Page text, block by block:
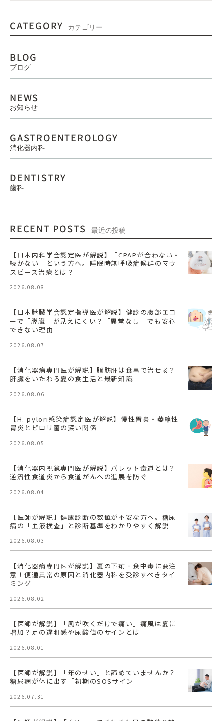
CATEGORY カテゴリー
BLOG
ブログ
NEWS
お知らせ
GASTROENTEROLOGY
消化器内科
DENTISTRY
歯科
RECENT POSTS 最近の投稿
【日本内科学会認定医が解説】「CPAPが合わない・
続かない」という方へ。睡眠時無呼吸症候群のマウ
スピース治療とは？
2026.08.08
【日本膵臓学会認定指導医が解説】健診の腹部エコ
ーで「膵臓」が見えにくい？「異常なし」でも安心
できない理由
2026.08.07
【消化器病専門医が解説】脂肪肝は食事で治せる？
肝臓をいたわる夏の食生活と最新知識
2026.08.06
【H. pylori感染症認定医が解説】慢性胃炎・萎縮性
胃炎とピロリ菌の深い関係
2026.08.05
【消化器内視鏡専門医が解説】バレット食道とは？
逆流性食道炎から食道がんへの進展を防ぐ
2026.08.04
【医師が解説】健康診断の数値が不安な方へ。糖尿
病の「血液検査」と診断基準をわかりやすく解説
2026.08.03
【消化器病専門医が解説】夏の下痢・食中毒に要注
意！便通異常の原因と消化器内科を受診すべきタイ
ミング
2026.08.02
【医師が解説】「風が吹くだけで痛い」痛風は夏に
増加？足の違和感や尿酸値のサインとは
2026.08.01
【医師が解説】「年のせい」と諦めていませんか？
糖尿病が体に出す「初期のSOSサイン」
2026.07.31